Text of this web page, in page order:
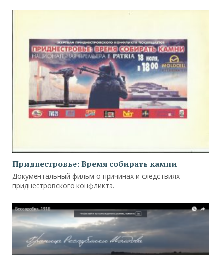
Приднестровье: Время собирать камни
Документальный фильм о причинах и следствиях
приднестровского конфликта.